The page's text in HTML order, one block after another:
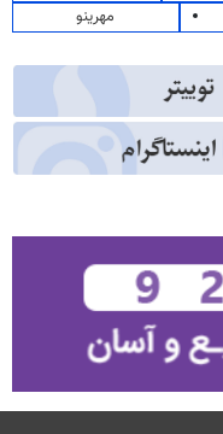
مهرینو